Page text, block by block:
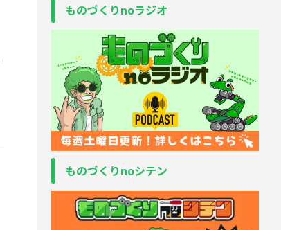
ものづくりnoラジオ
ものづくりnoシテン